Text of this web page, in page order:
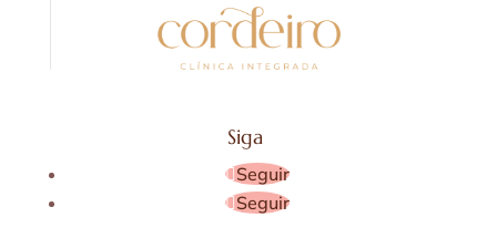
Siga
Seguir
Seguir